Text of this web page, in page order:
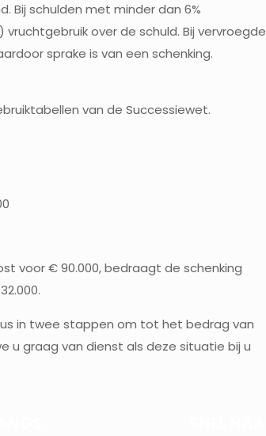
Bij schulden met minder dan 6%
over de schuld. Bij vervroegde
sprake is van een schenking.
van de Successiewet.
voor € 90.000, bedraagt de schenking
in twee stappen om tot het bedrag van
u graag van dienst als deze situatie bij u